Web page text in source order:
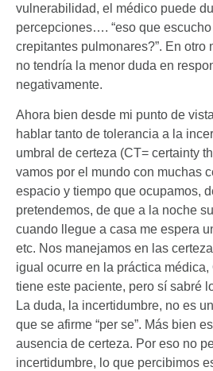
vulnerabilidad, el médico puede
percepciones…. “eso que
crepitantes pulmonares?”. En otro
no tendría la menor duda en
negativamente.
Ahora bien desde mi punto de
hablar tanto de tolerancia a la
umbral de certeza (CT= certainty
vamos por el mundo con muchas
espacio y tiempo que ocupamos,
pretendemos, de que a la noche
cuando llegue a casa me espera
etc. Nos manejamos en las
igual ocurre en la práctica
tiene este paciente, pero sí sabré
La duda, la incertidumbre, no es
que se afirme “per se”. Más bien
ausencia de certeza. Por eso no
incertidumbre, lo que percibimos